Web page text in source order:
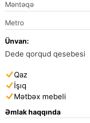
Məntəqə
Metro
Ünvan:
Dede qorqud qesebesi
Qaz
İşıq
Mətbəx mebeli
Əmlak haqqında